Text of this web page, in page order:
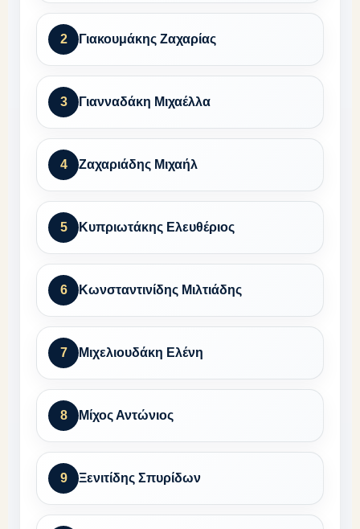
2 Γιακουμάκης Ζαχαρίας
3 Γιανναδάκη Μιχαέλλα
4 Ζαχαριάδης Μιχαήλ
5 Κυπριωτάκης Ελευθέριος
6 Κωνσταντινίδης Μιλτιάδης
7 Μιχελιουδάκη Ελένη
8 Μίχος Αντώνιος
9 Ξενιτίδης Σπυρίδων